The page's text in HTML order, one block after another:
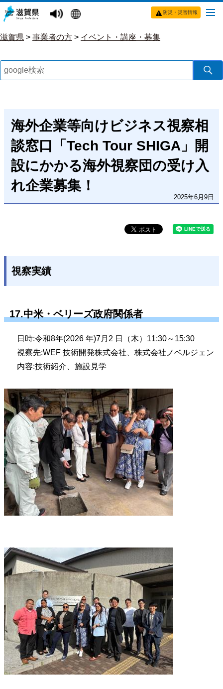
防災・災害情報
滋賀県 > 事業者の方 > イベント・講座・募集
海外企業等向けビジネス視察相
談窓口「Tech Tour SHIGA」開
設にかかる海外視察団の受け入
れ企業募集！
2025年6月9日
視察実績
17.中米・ベリーズ政府関係者
日時:令和8年(2026 年)7月2 日（木）11:30～15:30
視察先:WEF 技術開発株式会社、株式会社ノベルジェン
内容:技術紹介、施設見学